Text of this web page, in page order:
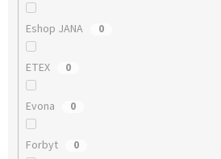
Eshop JANA 0
ETEX 0
Evona 0
Forbyt 0